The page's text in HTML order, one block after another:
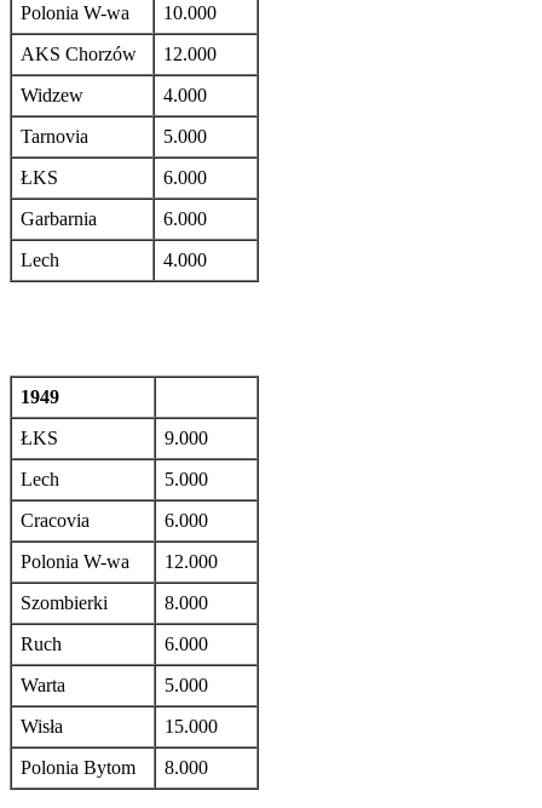
Polonia W-wa
10.000
AKS Chorzów
12.000
Widzew
4.000
Tarnovia
5.000
ŁKS
6.000
Garbarnia
6.000
Lech
4.000
1949
ŁKS
9.000
Lech
5.000
Cracovia
6.000
Polonia W-wa
12.000
Szombierki
8.000
Ruch
6.000
Warta
5.000
Wisła
15.000
Polonia Bytom
8.000